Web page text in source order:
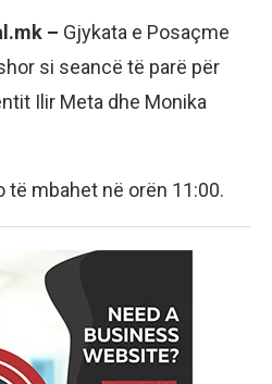
– Gjykata e Posaçme
si seancë të parë për
Ilir Meta dhe Monika
të mbahet në orën 11:00.